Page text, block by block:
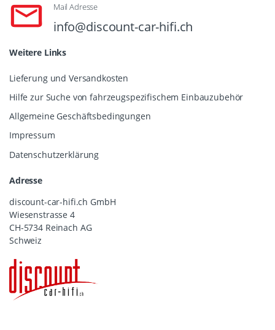
Mail Adresse
info@discount-car-hifi.ch
Weitere Links
Lieferung und Versandkosten
Hilfe zur Suche von fahrzeugspezifischem Einbauzubehör
Allgemeine Geschäftsbedingungen
Impressum
Datenschutzerklärung
Adresse
discount-car-hifi.ch GmbH
Wiesenstrasse 4
CH-5734 Reinach AG
Schweiz